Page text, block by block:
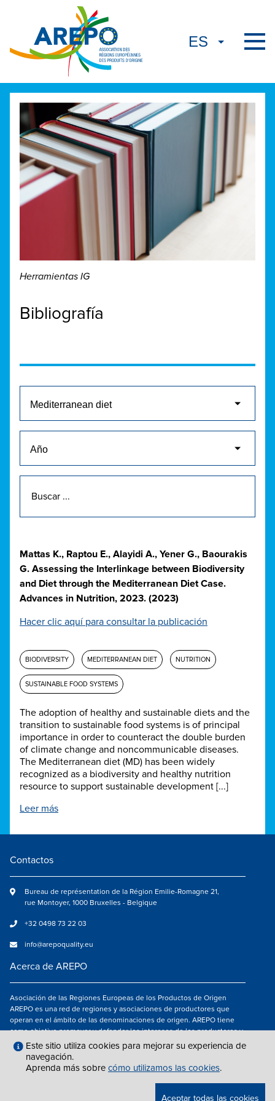
Herramientas IG
Bibliografía
Mattas K., Raptou E., Alayidi A., Yener G., Baourakis
G. Assessing the Interlinkage between Biodiversity
and Diet through the Mediterranean Diet Case.
Advances in Nutrition, 2023. (2023)
Hacer clic aquí para consultar la publicación
BIODIVERSITY MEDITERRANEAN DIET NUTRITION
SUSTAINABLE FOOD SYSTEMS
The adoption of healthy and sustainable diets and the
transition to sustainable food systems is of principal
importance in order to counteract the double burden
of climate change and noncommunicable diseases.
The Mediterranean diet (MD) has been widely
recognized as a biodiversity and healthy nutrition
resource to support sustainable development [...]
Leer más
Contactos
Bureau de représentation de la Région Emilie-Romagne 21,
rue Montoyer, 1000 Bruxelles - Belgique
+32 0498 73 22 03
info@arepoquality.eu
Acerca de AREPO
Asociación de las Regiones Europeas de los Productos de Origen
AREPO es una red de regiones y asociaciones de productores que
operan en el ámbito de las denominaciones de origen. AREPO tiene
como objetivo promover y defender los intereses de los productores y
de los consumidores de las Regiones europeas que se dedican a la
valorización de los productos agroalimentarios de calidad.
Síguenos en
Este sitio utiliza cookies para mejorar su experiencia de
navegación.
Aprenda más sobre cómo utilizamos las cookies.
Aceptar todas las cookies